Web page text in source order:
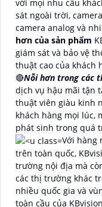
với mọi nhu cầu
sát ngoài trời,
camera analog và
hơn của sản phẩm
giám sát và bảo vệ
thuật cao của khách
🔴Nỗi hơn trong các
dịch vụ hậu mãi tận
thuật viên giàu kinh
khách hàng mọi lúc,
phát sinh trong quá
Với hàng
trên toàn quốc,
trường nội địa mà
các thị trường khác
nhiều quốc gia và
toàn cầu của